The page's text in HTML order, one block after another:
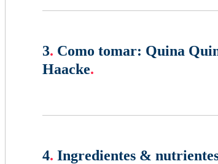
3. Como tomar: Quina
Haacke.
4. Ingredientes &